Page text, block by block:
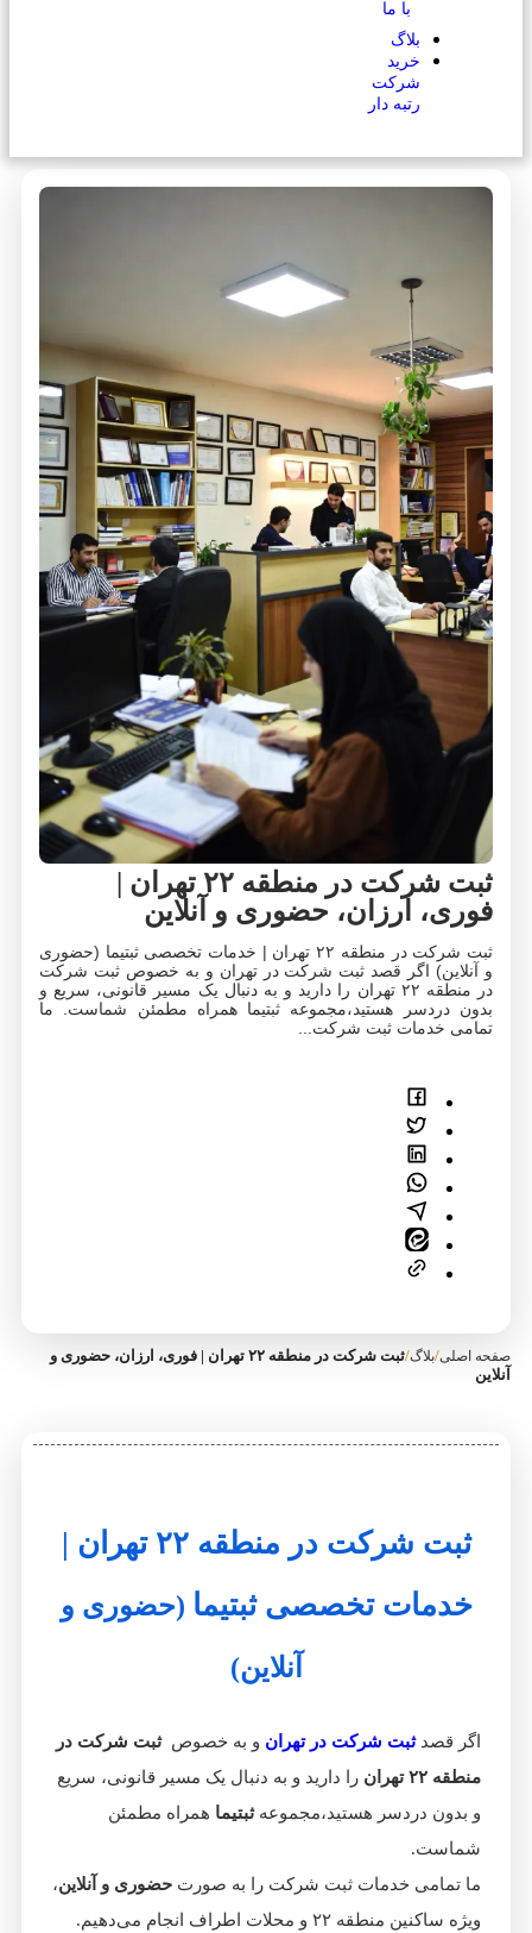
با ما
بلاگ
خرید
شرکت
رتبه دار
ثبت شرکت در منطقه ۲۲ تهران |
فوری، ارزان، حضوری و آنلاین
ثبت شرکت در منطقه ۲۲ تهران | خدمات تخصصی ثبتیما (حضوری
و آنلاین) اگر قصد ثبت شرکت در تهران و به خصوص ثبت شرکت
در منطقه ۲۲ تهران را دارید و به دنبال یک مسیر قانونی، سریع و
بدون دردسر هستید،مجموعه ثبتیما همراه مطمئن شماست. ما
تمامی خدمات ثبت شرکت...
صفحه اصلی/بلاگ/
ثبت شرکت در منطقه ۲۲ تهران | فوری، ارزان، حضوری و
آنلاین
ثبت شرکت در منطقه ۲۲ تهران |
خدمات تخصصی ثبتیما (حضوری و
آنلاین)
اگر قصد ثبت شرکت در تهران و به خصوصثبت شرکت در
منطقه ۲۲ تهران
را دارید و به دنبال یک مسیر قانونی، سریع
و بدون دردسر هستید،مجموعهثبتیما همراه مطمئن
شماست.
ما تمامی خدمات ثبت شرکت را به صورت حضوری و آنلاین،
ویژه ساکنین منطقه ۲۲ و محلات اطراف انجام می‌دهیم.